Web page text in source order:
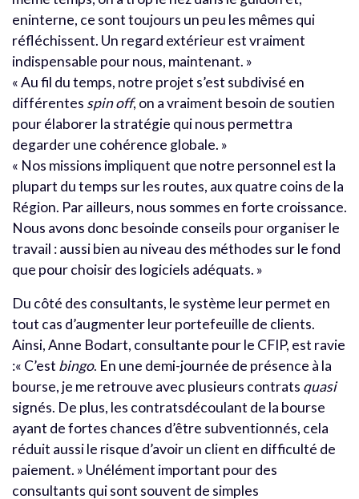
eninterne, ce sont toujours un peu les mêmes qui
réfléchissent. Un regard extérieur est vraiment
indispensable pour nous, maintenant. »
« Au fil du temps, notre projet s’est subdivisé en
différentes spin off, on a vraiment besoin de soutien
pour élaborer la stratégie qui nous permettra
degarder une cohérence globale. »
« Nos missions impliquent que notre personnel est la
plupart du temps sur les routes, aux quatre coins de la
Région. Par ailleurs, nous sommes en forte croissance.
Nous avons donc besoinde conseils pour organiser le
travail : aussi bien au niveau des méthodes sur le fond
que pour choisir des logiciels adéquats. »
Du côté des consultants, le système leur permet en
tout cas d’augmenter leur portefeuille de clients.
Ainsi, Anne Bodart, consultante pour le CFIP, est ravie
:« C’est bingo. En une demi-journée de présence à la
bourse, je me retrouve avec plusieurs contrats quasi
signés. De plus, les contratsdécoulant de la bourse
ayant de fortes chances d’être subventionnés, cela
réduit aussi le risque d’avoir un client en difficulté de
paiement. » Unélément important pour des
consultants qui sont souvent de simples